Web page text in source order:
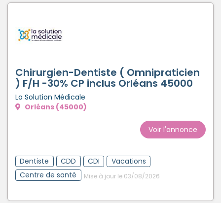
Chirurgien-Dentiste ( Omnipraticien
) F/H -30% CP inclus Orléans 45000
La Solution Médicale
Orléans (45000)
Voir l'annonce
Dentiste CDD CDI
Vacations
Centre de santé
Mise à jour le 03/08/2026